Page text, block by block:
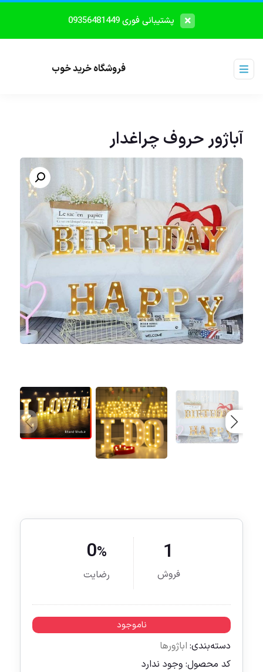
پشتیبانی فوری 09356481449
فروشگاه خرید خوب
آباژور حروف چراغدار
1
فروش
0%
رضایت
ناموجود
دسته‌بندی: اباژورها
کد محصول: وجود ندارد